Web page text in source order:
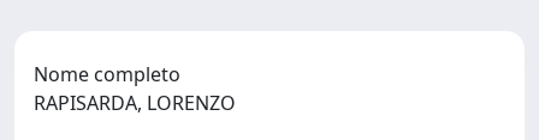
Nome completo
RAPISARDA, LORENZO